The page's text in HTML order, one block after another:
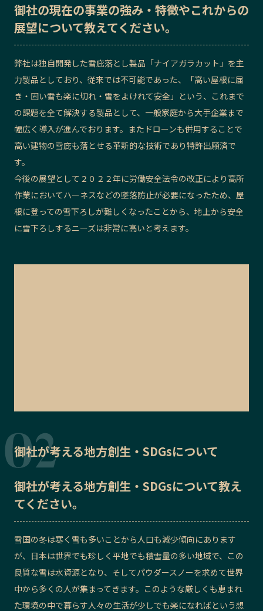
御社の現在の事業の強み・特徴やこれからの
展望について教えてください。
弊社は独自開発した雪庇落とし製品「ナイアガラカット」を主
力製品としており、従来では不可能であった、「高い屋根に届
き・固い雪も楽に切れ・雪をよけれて安全」という、これまで
の課題を全て解決する製品として、一般家庭から大手企業まで
幅広く導入が進んでおります。またドローンも併用することで
高い建物の雪庇も落とせる革新的な技術であり特許出願済で
す。
今後の展望として２０２２年に労働安全法令の改正により高所
作業においてハーネスなどの墜落防止が必要になったため、屋
根に登っての雪下ろしが難しくなったことから、地上から安全
に雪下ろしするニーズは非常に高いと考えます。
御社が考える地方創生・SDGsについて
御社が考える地方創生・SDGsについて教え
てください。
雪国の冬は寒く雪も多いことから人口も減少傾向にあります
が、 日本は世界でも珍しく平地でも積雪量の多い地域で、 この
良質な雪は水資源となり、そしてパウダースノーを求めて世界
中から多くの人が集まってきます。このような厳しくも恵まれ
た環境の中で暮らす人々の生活が少しでも楽になればという想